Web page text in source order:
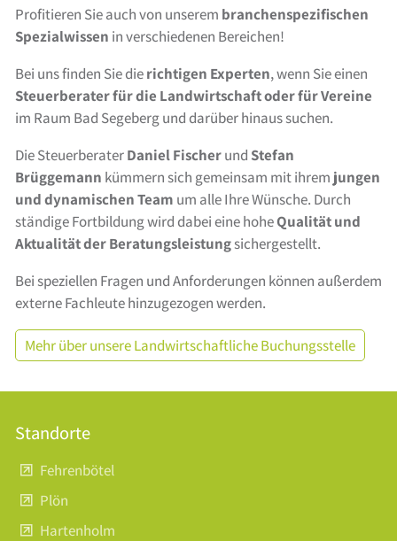
Profitieren Sie auch von unserem branchenspezifischen
Spezialwissen in verschiedenen Bereichen!
Bei uns finden Sie dierichtigen Experten, wenn Sie einen
Steuerberater für die Landwirtschaft oder für Vereine
im Raum Bad Segeberg und darüber hinaus suchen.
Die SteuerberaterDaniel Fischerund Stefan
Brüggemann kümmern sich gemeinsam mit ihrem jungen
und dynamischen Team um alle Ihre Wünsche. Durch
ständige Fortbildung wird dabei eine hoheQualität und
Aktualität der Beratungsleistungsichergestellt.
Bei speziellen Fragen und Anforderungen können außerdem
externe Fachleute hinzugezogen werden.
Mehr über unsere Landwirtschaftliche Buchungsstelle
Standorte
Fehrenbötel
Plön
Hartenholm